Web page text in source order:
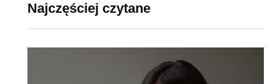
Najczęściej czytane